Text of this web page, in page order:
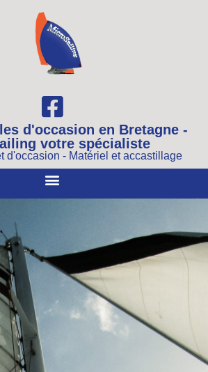
d'occasion en Bretagne -
votre spécialiste
d'occasion - Matériel et accastillage